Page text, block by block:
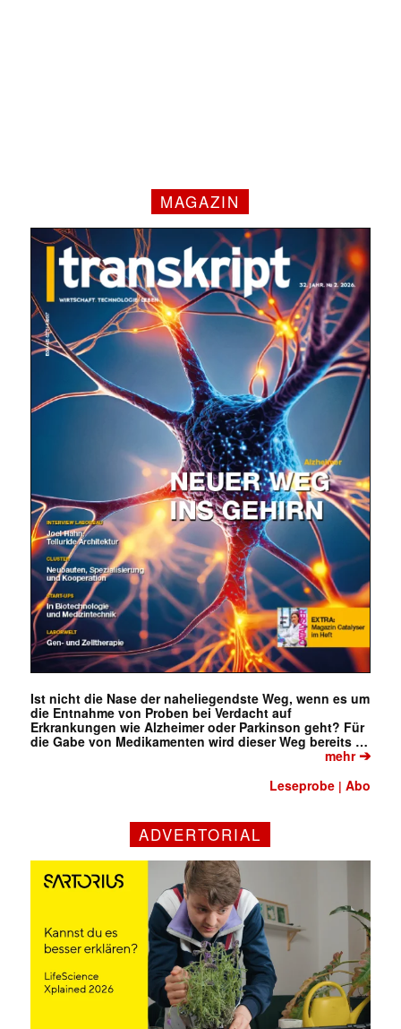
✕
MAGAZIN
Ist nicht die Nase der naheliegendste Weg, wenn es um
die Entnahme von Proben bei Verdacht auf
Erkrankungen wie Alzheimer oder Parkinson geht? Für
die Gabe von Medikamenten wird dieser Weg bereits …
mehr➔
Leseprobe |Abo
ADVERTORIAL